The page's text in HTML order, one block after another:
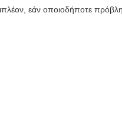
εάν οποιοδήποτε